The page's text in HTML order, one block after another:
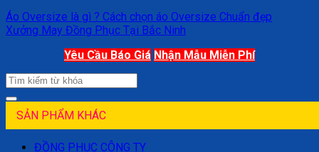
Áo Oversize là gì ? Cách chọn áo Oversize Chuẩn đẹp
Xưởng May Đồng Phục Tại Bắc Ninh
Yêu Cầu Báo Giá Nhận Mẫu Miễn Phí
SẢN PHẨM KHÁC
ĐỒNG PHỤC CÔNG TY